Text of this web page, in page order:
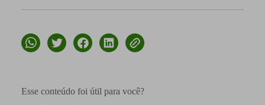
Esse conteúdo foi útil para você?